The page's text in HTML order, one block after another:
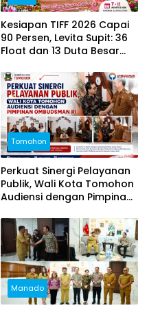
Kesiapan TIFF 2026 Capai
90 Persen, Levita Supit: 36
Float dan 13 Duta Besar
Tomohon
Perkuat Sinergi Pelayanan
Publik, Wali Kota Tomohon
Audiensi dengan Pimpinan
Manado